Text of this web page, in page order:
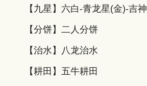
【九星】六白-青龙星(金)-吉神
【分饼】二人分饼
【治水】八龙治水
【耕田】五牛耕田